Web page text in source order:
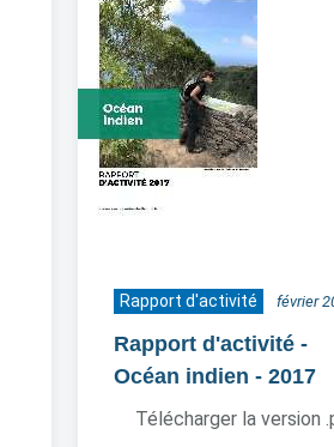
Rapport d'activité février
Rapport d'activité -
Océan indien - 2017
Télécharger la version